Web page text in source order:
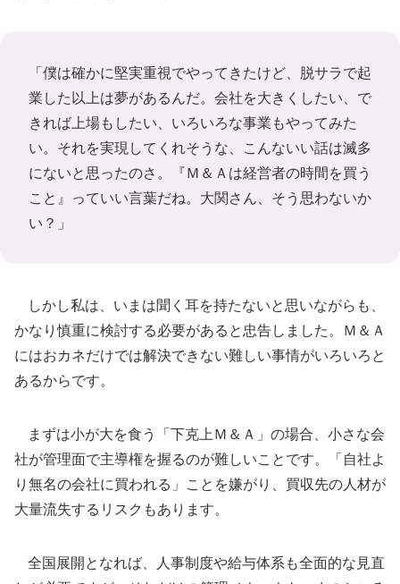
「僕は確かに堅実重視でやってきたけど、脱サラで起
業した以上は夢があるんだ。会社を大きくしたい、で
きれば上場もしたい、いろいろな事業もやってみた
い。それを実現してくれそうな、こんないい話は滅多
にないと思ったのさ。『Ｍ＆Ａは経営者の時間を買う
こと』っていい言葉だね。大関さん、そう思わないか
い？」
しかし私は、いまは聞く耳を持たないと思いながらも、
かなり慎重に検討する必要があると忠告しました。Ｍ＆Ａ
にはおカネだけでは解決できない難しい事情がいろいろと
あるからです。
まずは小が大を食う「下克上Ｍ＆Ａ」の場合、小さな会
社が管理面で主導権を握るのが難しいことです。「自社よ
り無名の会社に買われる」ことを嫌がり、買収先の人材が
大量流失するリスクもあります。
全国展開となれば、人事制度や給与体系も全面的な見直